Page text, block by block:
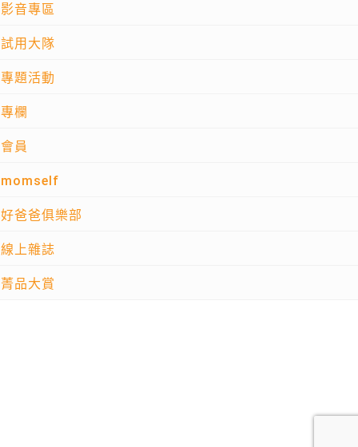
影音專區
試用大隊
專題活動
專欄
會員
momself
好爸爸俱樂部
線上雜誌
菁品大賞